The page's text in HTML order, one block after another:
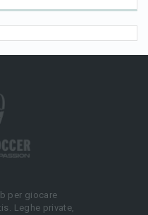
per giocare
Leghe private,